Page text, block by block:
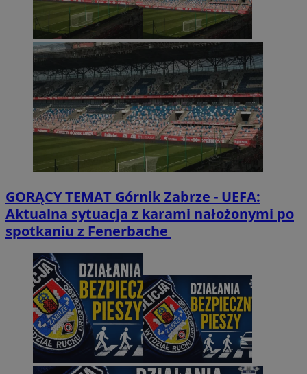
GORĄCY TEMAT Górnik Zabrze - UEFA:
Aktualna sytuacja z karami nałożonymi po
spotkaniu z Fenerbache